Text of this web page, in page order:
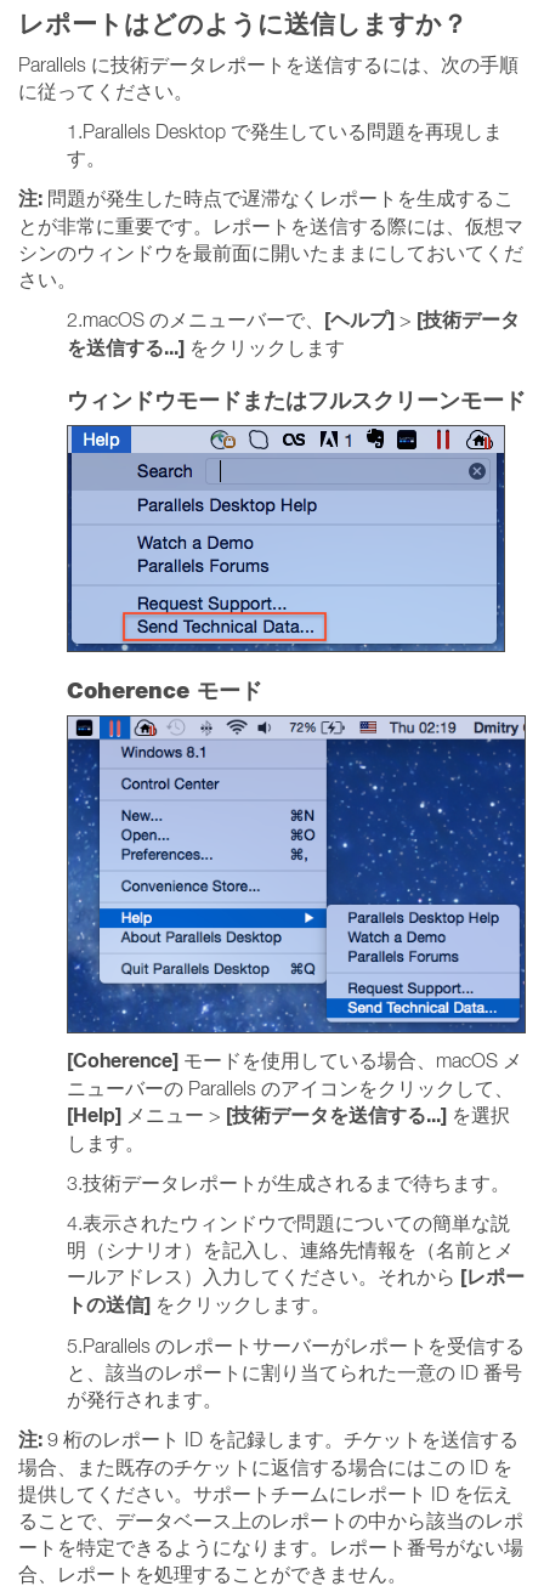
レポートはどのように送信しますか？
Parallels に技術データレポートを送信するには、次の手順
に従ってください。
1.Parallels Desktop で発生している問題を再現しま
す。
注: 問題が発生した時点で遅滞なくレポートを生成するこ
とが非常に重要です。レポートを送信する際には、仮想マ
シンのウィンドウを最前面に開いたままにしておいてくだ
さい。
2.macOS のメニューバーで、 [ヘルプ] > [技術データ
を送信する...] をクリックします
ウィンドウモードまたはフルスクリーンモード
Coherence モード
[Coherence] モードを使用している場合、macOS メ
ニューバーの Parallels のアイコンをクリックして、
[Help] メニュー > [技術データを送信する...] を選択
します。
3.技術データレポートが生成されるまで待ちます。
4.表示されたウィンドウで問題についての簡単な説
明（シナリオ）を記入し、連絡先情報を（名前とメ
ールアドレス）入力してください。それから [レポー
トの送信] をクリックします。
5.Parallels のレポートサーバーがレポートを受信する
と、該当のレポートに割り当てられた一意の ID 番号
が発行されます。
注: 9 桁のレポート ID を記録します。チケットを送信する
場合、また既存のチケットに返信する場合にはこの ID を
提供してください。サポートチームにレポート ID を伝え
ることで、データベース上のレポートの中から該当のレポ
ートを特定できるようになります。レポート番号がない場
合、レポートを処理することができません。